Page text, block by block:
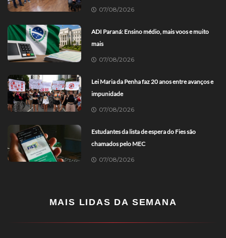
07/08/2026
ADI Paraná: Ensino médio, mais voos e muito
mais
07/08/2026
Lei Maria da Penha faz 20 anos entre avanços e
impunidade
07/08/2026
Estudantes da lista de espera do Fies são
chamados pelo MEC
07/08/2026
MAIS LIDAS DA SEMANA